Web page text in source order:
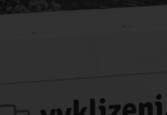
Vyklízení sklepů a garáží